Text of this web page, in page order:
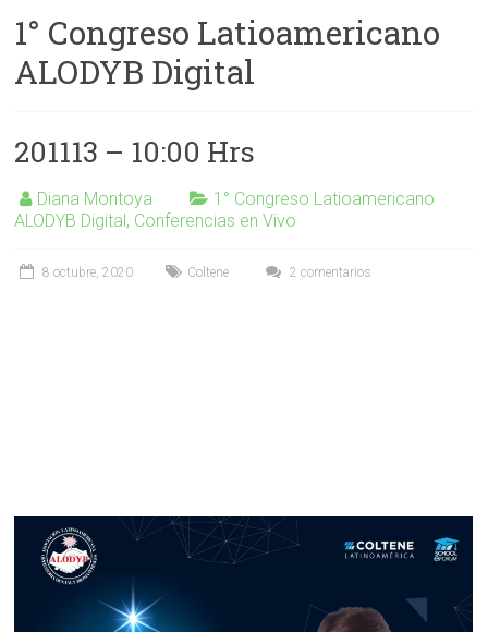
1° Congreso Latioamericano
ALODYB Digital
201113 – 10:00 Hrs
Diana Montoya
1° Congreso Latioamericano
ALODYB Digital, Conferencias en Vivo
8 octubre, 2020 Coltene 2 comentarios